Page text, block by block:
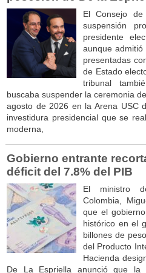
El Consejo
suspensión
presidente
aunque
presentadas
de Estado
tribunal
buscaba suspender la ceremonia
agosto de 2026 en la Arena USC
investidura presidencial que se
moderna,
Gobierno entrante
déficit del 7.8% del PIB
El ministro
Colombia,
que el
histórico en el
billones de
del Producto
Hacienda
De La Espriella anunció que la